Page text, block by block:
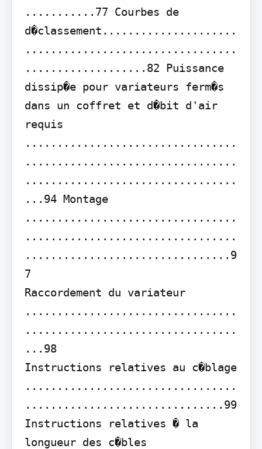
...........77 Courbes de
d�classement.....................
.................................
...................82 Puissance
dissip�e pour variateurs ferm�s
dans un coffret et d�bit d'air
requis
.................................
.................................
.................................
...94 Montage
.................................
.................................
................................9
7
Raccordement du variateur
.................................
.................................
...98
Instructions relatives au c�blage
.................................
...............................99
Instructions relatives � la
longueur des c�bles